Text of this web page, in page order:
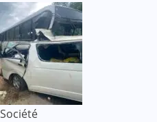
Société